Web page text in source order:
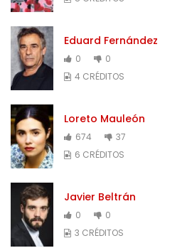
Eduard Fernández
0
0
4 CRÉDITOS
Loreto Mauleón
674
37
6 CRÉDITOS
Javier Beltrán
0
0
3 CRÉDITOS